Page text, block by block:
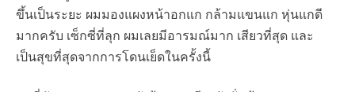
ขึ้นเป็นระยะ ผมมองแผงหน้าอกแก กล้ามแขนแก หุ่นแกดี
มากครับ เซ็กซี่ที่ลุก ผมเลยมีอารมณ์มาก เสียวที่สุด และ
เป็นสุขที่สุดจากการโดนเย็ดในครั้งนี้